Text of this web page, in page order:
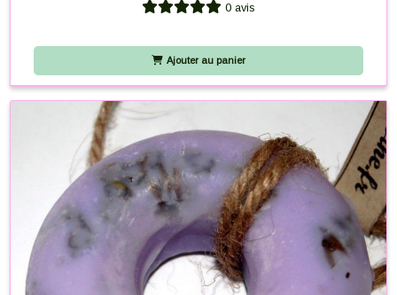
0 avis
Ajouter au panier